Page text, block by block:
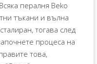
пералня Beko
тъкани и вълна
тогава след
процеса на
това,